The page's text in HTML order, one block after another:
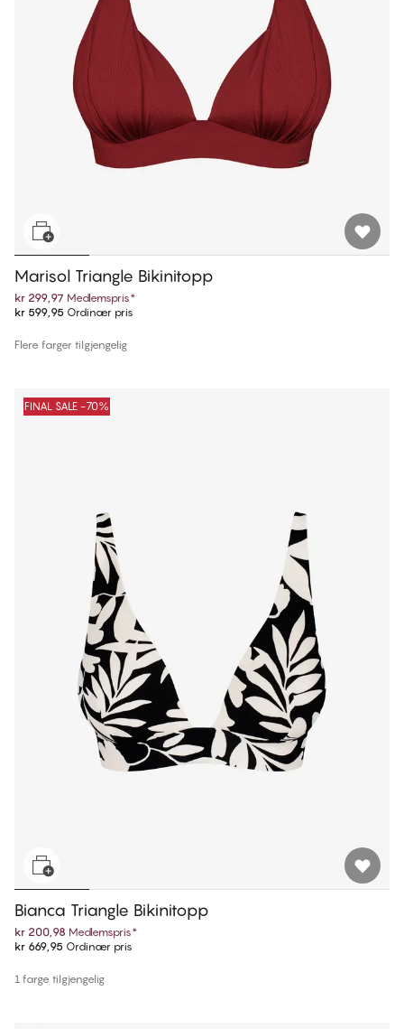
Marisol Triangle Bikinitopp
kr 299,97 Medlemspris*
kr 599,95 Ordinær pris
Flere farger tilgjengelig
FINAL SALE -70%
Bianca Triangle Bikinitopp
kr 200,98 Medlemspris*
kr 669,95 Ordinær pris
1 farge tilgjengelig